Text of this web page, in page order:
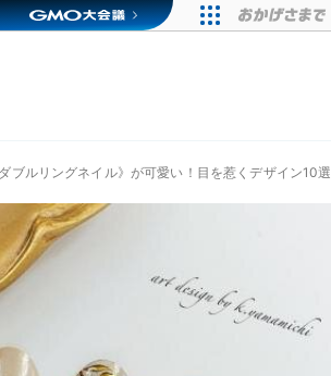
ブルリングネイル》が可愛い！目を惹くデザイン10選